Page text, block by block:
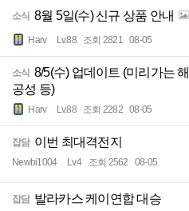
소식 8월 5일(수) 신규 상품 안내
Harv Lv.88 조회 2821 08-05
소식 8/5(수) 업데이트 (미리가는
공성 등)
Harv Lv.88 조회 2282 08-05
잡담 이번 최대격전지
Newbi1004 Lv.4 조회 2562 08-05
잡담 발라카스 케이연합 대승